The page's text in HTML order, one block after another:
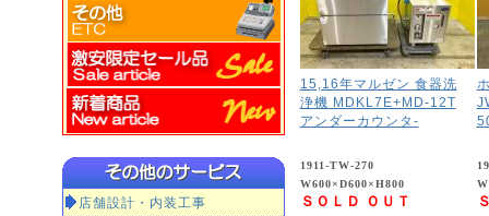
店舗設計・内装工事
15,16年マルゼン 食器洗
浄機 MDKL7E+MD-12T
アンダーカウンタ-
1911-TW-270
W600×D600×H800
ＳＯＬＤ ＯＵＴ